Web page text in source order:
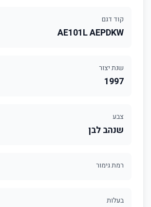
קוד דגם
AE101L AEPDKW
שנת יצור
1997
צבע
שנהב לבן
רמת גימור
בעלות